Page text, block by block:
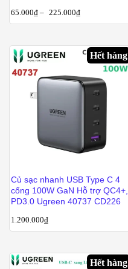
65.000₫ – 225.000₫
Hết hàng
Củ sạc nhanh USB Type C 4
cổng 100W GaN Hỗ trợ QC4+,
PD3.0 Ugreen 40737 CD226
1.200.000₫
Hết hàng